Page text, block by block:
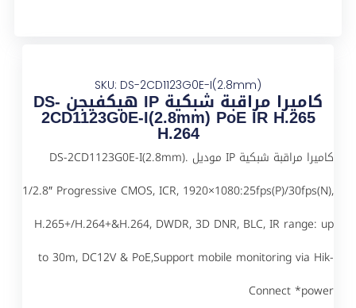
SKU: DS-2CD1123G0E-I(2.8mm)
كاميرا مراقبة شبكية IP هيكفيجن DS-
2CD1123G0E-I(2.8mm) PoE IR H.265
H.264
كاميرا مراقبة شبكية IP موديل DS-2CD1123G0E-I(2.8mm).
1/2.8″ Progressive CMOS, ICR, 1920×1080:25fps(P)/30fps(N),
H.265+/H.264+&H.264, DWDR, 3D DNR, BLC, IR range: up
to 30m, DC12V & PoE,Support mobile monitoring via Hik-
Connect *power